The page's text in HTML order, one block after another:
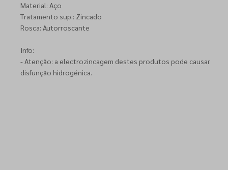
Material: Aço
Tratamento sup.: Zincado
Rosca: Autorroscante
Info:
- Atenção: a electrozincagem destes produtos pode causar
disfunção hidrogénica.